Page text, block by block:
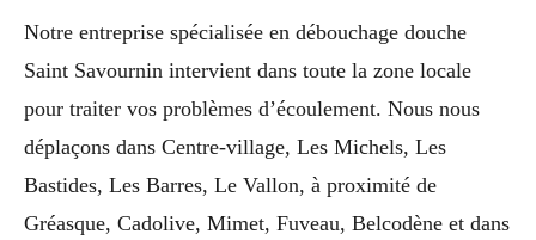
Notre entreprise spécialisée en débouchage douche
Saint Savournin intervient dans toute la zone locale
pour traiter vos problèmes d’écoulement. Nous nous
déplaçons dans Centre-village, Les Michels, Les
Bastides, Les Barres, Le Vallon, à proximité de
Gréasque, Cadolive, Mimet, Fuveau, Belcodène et dans